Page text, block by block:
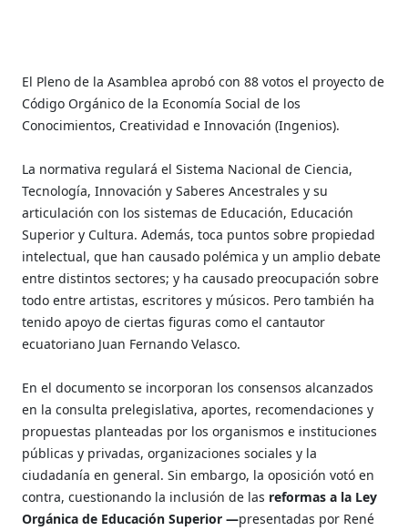
El Pleno de la Asamblea aprobó con 88 votos el proyecto de
Código Orgánico de la Economía Social de los
Conocimientos, Creatividad e Innovación (Ingenios).
La normativa regulará el Sistema Nacional de Ciencia,
Tecnología, Innovación y Saberes Ancestrales y su
articulación con los sistemas de Educación, Educación
Superior y Cultura. Además, toca puntos sobre propiedad
intelectual, que han causado polémica y un amplio debate
entre distintos sectores; y ha causado preocupación sobre
todo entre artistas, escritores y músicos. Pero también ha
tenido apoyo de ciertas figuras como el cantautor
ecuatoriano Juan Fernando Velasco.
En el documento se incorporan los consensos alcanzados
en la consulta prelegislativa, aportes, recomendaciones y
propuestas planteadas por los organismos e instituciones
públicas y privadas, organizaciones sociales y la
ciudadanía en general. Sin embargo, la oposición votó en
contra, cuestionando la inclusión de las reformas a la Ley
Orgánica de Educación Superior —presentadas por René